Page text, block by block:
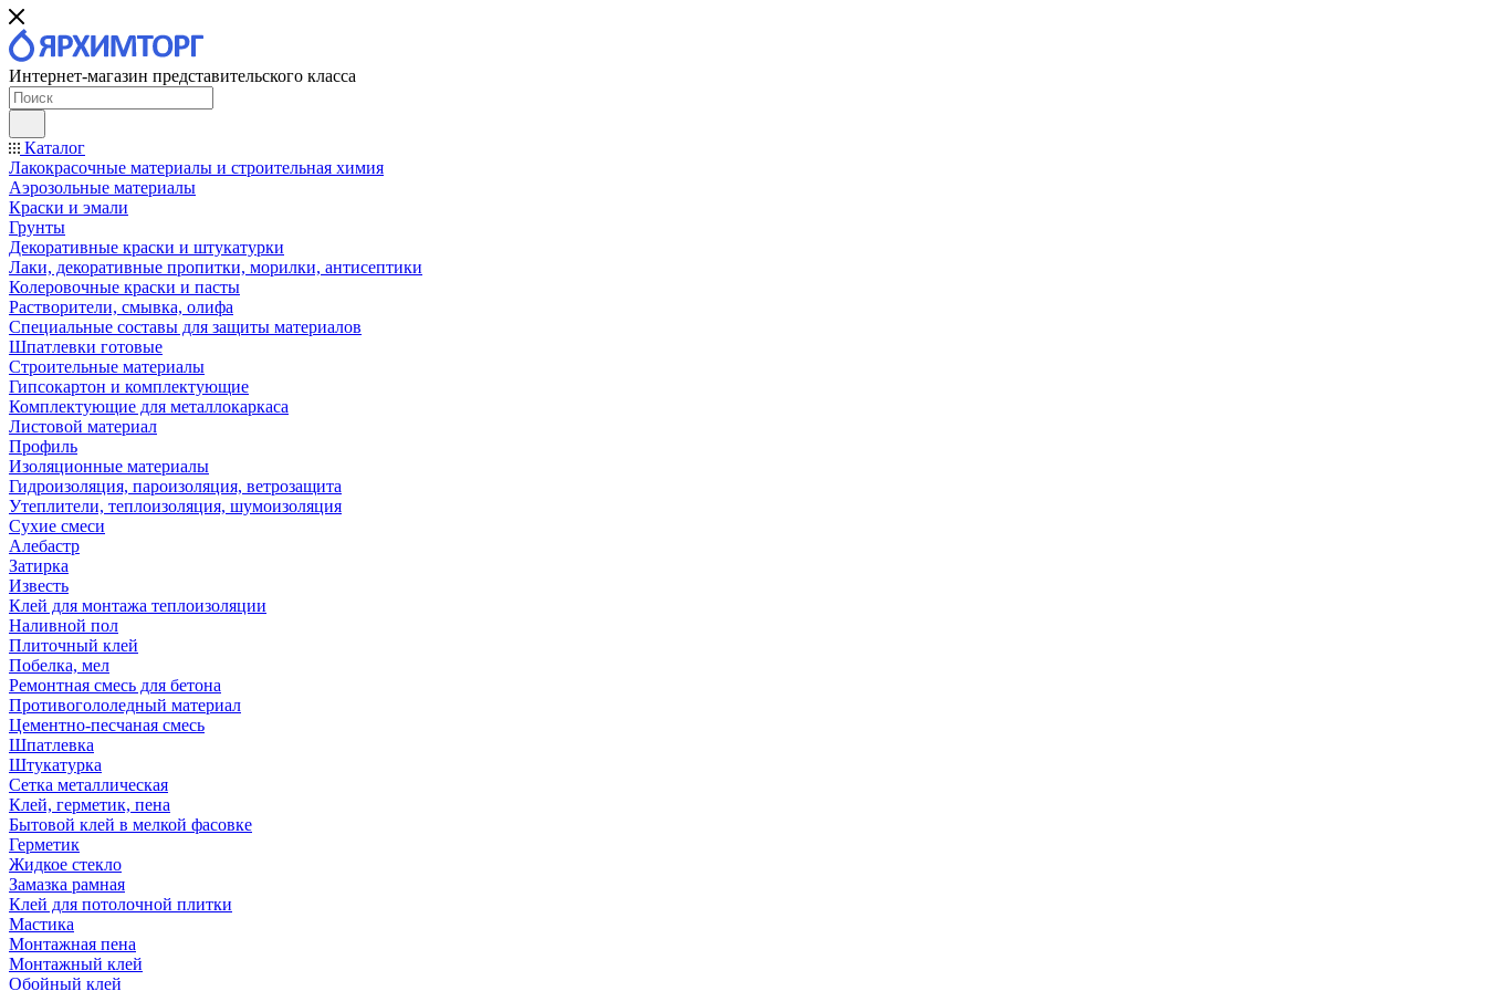
Интернет-магазин представительского класса
Каталог
Лакокрасочные материалы и строительная химия
Аэрозольные материалы
Краски и эмали
Грунты
Декоративные краски и штукатурки
Лаки, декоративные пропитки, морилки, антисептики
Колеровочные краски и пасты
Растворители, смывка, олифа
Специальные составы для защиты материалов
Шпатлевки готовые
Строительные материалы
Гипсокартон и комплектующие
Комплектующие для металлокаркаса
Листовой материал
Профиль
Изоляционные материалы
Гидроизоляция, пароизоляция, ветрозащита
Утеплители, теплоизоляция, шумоизоляция
Сухие смеси
Алебастр
Затирка
Известь
Клей для монтажа теплоизоляции
Наливной пол
Плиточный клей
Побелка, мел
Ремонтная смесь для бетона
Противогололедный материал
Цементно-песчаная смесь
Шпатлевка
Штукатурка
Сетка металлическая
Клей, герметик, пена
Бытовой клей в мелкой фасовке
Герметик
Жидкое стекло
Замазка рамная
Клей для потолочной плитки
Мастика
Монтажная пена
Монтажный клей
Обойный клей